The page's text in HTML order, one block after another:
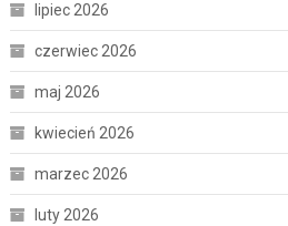
lipiec 2026
czerwiec 2026
maj 2026
kwiecień 2026
marzec 2026
luty 2026